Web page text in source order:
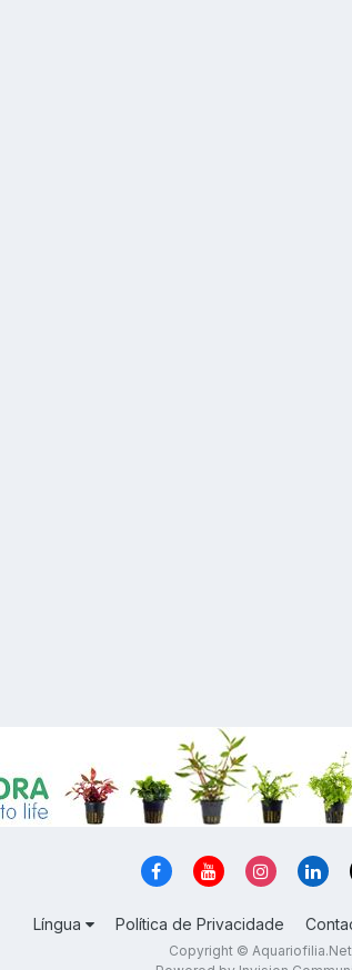
Língua Política de Privacidade
Copyright © Aquariofilia.Net